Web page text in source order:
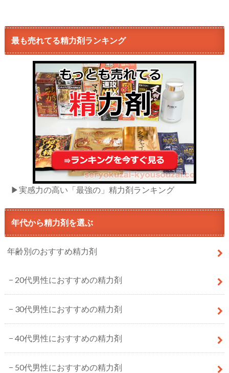
最も売れてる精力剤ランキング
▶実感力の高い「最強の」精力剤ランキング
年代から精力剤を選ぶ
年齢別のおすすめ精力剤
20代男性におすすめの精力剤
30代男性におすすめの精力剤
40代男性におすすめの精力剤
50代男性におすすめの精力剤